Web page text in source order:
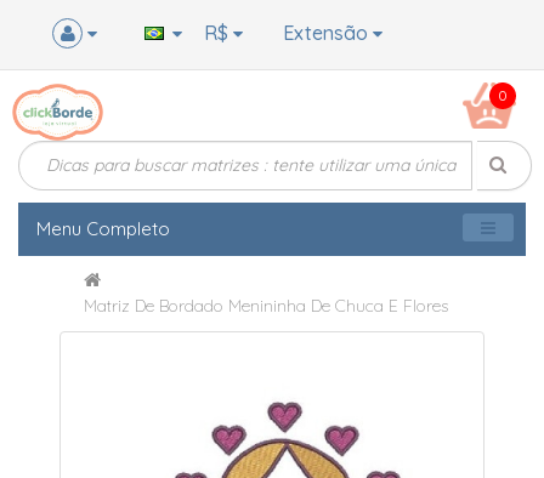
Extensão
R$
0
Menu Completo
Matriz De Bordado Menininha De Chuca E Flores